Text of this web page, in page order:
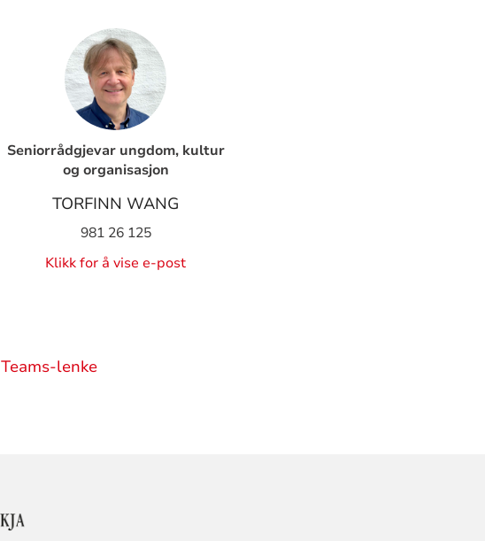
Seniorrådgjevar ungdom, kultur
og organisasjon
TORFINN WANG
981 26 125
Klikk for å vise e-post
Teams-lenke
KONTAKTINFORMASJON